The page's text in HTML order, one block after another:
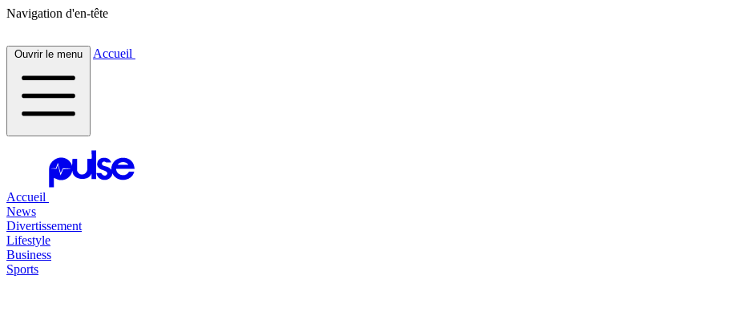
Navigation d'en-tête
Ouvrir le menu Accueil
Accueil
News
Divertissement
Lifestyle
Business
Sports